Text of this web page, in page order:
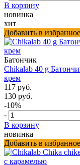
В корзину
новинка
хит
Добавить в избранное
Батончик
Chikalab 40 g
крем
117 руб.
130 руб.
-10%
-
В корзину
новинка
Добавить в избранное